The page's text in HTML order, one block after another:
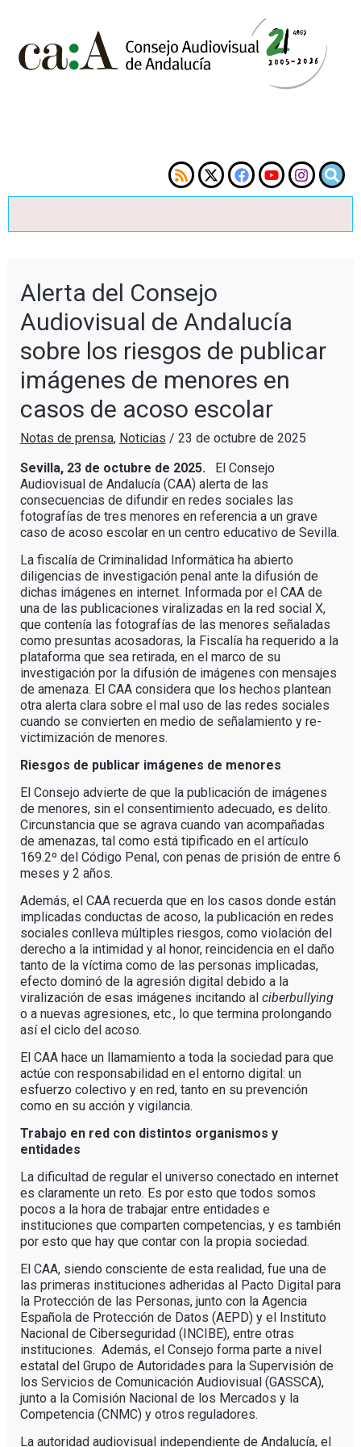
Alerta del Consejo
Audiovisual de Andalucía
sobre los riesgos de publicar
imágenes de menores en
casos de acoso escolar
Notas de prensa, Noticias / 23 de octubre de 2025
Sevilla, 23 de octubre de 2025. El Consejo
Audiovisual de Andalucía (CAA) alerta de las
consecuencias de difundir en redes sociales las
fotografías de tres menores en referencia a un grave
caso de acoso escolar en un centro educativo de Sevilla.
La fiscalía de Criminalidad Informática ha abierto
diligencias de investigación penal ante la difusión de
dichas imágenes en internet. Informada por el CAA de
una de las publicaciones viralizadas en la red social X,
que contenía las fotografías de las menores señaladas
como presuntas acosadoras, la Fiscalía ha requerido a la
plataforma que sea retirada, en el marco de su
investigación por la difusión de imágenes con mensajes
de amenaza. El CAA considera que los hechos plantean
otra alerta clara sobre el mal uso de las redes sociales
cuando se convierten en medio de señalamiento y re­
victimización de menores.
Riesgos de publicar imágenes de menores
El Consejo advierte de que la publicación de imágenes
de menores, sin el consentimiento adecuado, es delito.
Circunstancia que se agrava cuando van acompañadas
de amenazas, tal como está tipificado en el artículo
169.2º del Código Penal, con penas de prisión de entre 6
meses y 2 años.
Además, el CAA recuerda que en los casos donde están
implicadas conductas de acoso, la publicación en redes
sociales conlleva múltiples riesgos, como violación del
derecho a la intimidad y al honor, reincidencia en el daño
tanto de la víctima como de las personas implicadas,
efecto dominó de la agresión digital debido a la
viralización de esas imágenes incitando al ciberbullying
o a nuevas agresiones, etc., lo que termina prolongando
así el ciclo del acoso.
El CAA hace un llamamiento a toda la sociedad para que
actúe con responsabilidad en el entorno digital: un
esfuerzo colectivo y en red, tanto en su prevención
como en su acción y vigilancia.
Trabajo en red con distintos organismos y
entidades
La dificultad de regular el universo conectado en internet
es claramente un reto. Es por esto que todos somos
pocos a la hora de trabajar entre entidades e
instituciones que comparten competencias, y es también
por esto que hay que contar con la propia sociedad.
El CAA, siendo consciente de esta realidad, fue una de
las primeras instituciones adheridas al Pacto Digital para
la Protección de las Personas, junto con la Agencia
Española de Protección de Datos (AEPD) y el Instituto
Nacional de Ciberseguridad (INCIBE), entre otras
instituciones. Además, el Consejo forma parte a nivel
estatal del Grupo de Autoridades para la Supervisión de
los Servicios de Comunicación Audiovisual (GASSCA),
junto a la Comisión Nacional de los Mercados y la
Competencia (CNMC) y otros reguladores.
La autoridad audiovisual independiente de Andalucía, el